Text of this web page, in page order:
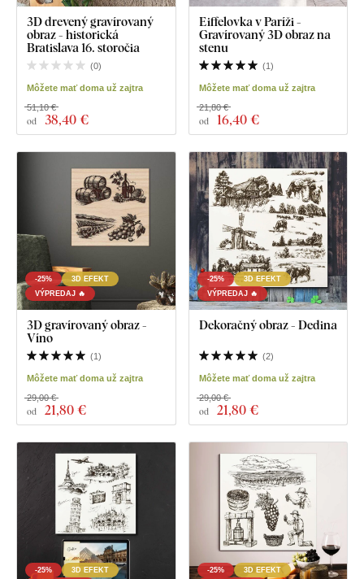
3D drevený gravírovaný
obraz - historická
Bratislava 16. storočia
(0)
Môžete mať doma už zajtra
od 38,40 €
51,10 €
Eiffelovka v Paríži -
Gravírovaný 3D obraz na
stenu
(1)
Môžete mať doma už zajtra
od 16,40 €
21,80 €
-25%
3D EFEKT
VÝPREDAJ 🔥
3D gravírovaný obraz -
Víno
(1)
Môžete mať doma už zajtra
od 21,80 €
29,00 €
-25%
3D EFEKT
VÝPREDAJ 🔥
Dekoračný obraz - Dedina
(2)
Môžete mať doma už zajtra
od 21,80 €
29,00 €
-25%
3D EFEKT
-25%
3D EFEKT